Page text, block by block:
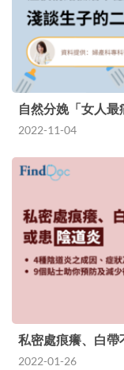
自然分娩「女人
2022-11-04
私密處痕癢、白帶
2022-01-26